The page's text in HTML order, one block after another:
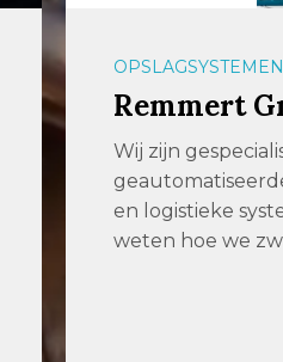
OPSLAGSYSTEMEN
Efficiënter
slimmere
voor plaatwerk
langgoed Enkele